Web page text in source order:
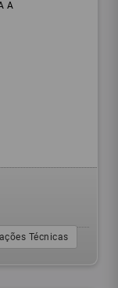
A
Técnicas